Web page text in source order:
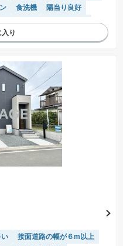
食洗機
陽当り良好
キッチン
温水洗浄便座
い
接面道路の幅が６m以上